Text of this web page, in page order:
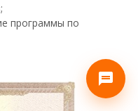
программы по